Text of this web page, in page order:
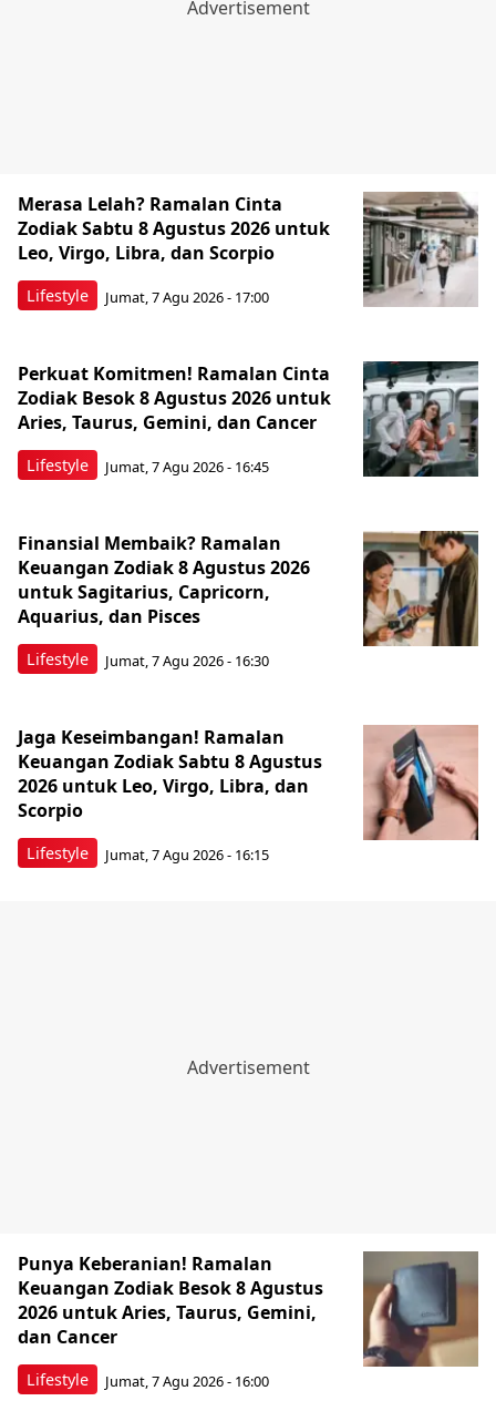
Lifestyle
Merasa Lelah? Ramalan Cinta
Zodiak Sabtu 8 Agustus 2026 untuk
Leo, Virgo, Libra, dan Scorpio
Jumat, 7 Agu 2026 - 17:00
Lifestyle
Perkuat Komitmen! Ramalan Cinta
Zodiak Besok 8 Agustus 2026 untuk
Aries, Taurus, Gemini, dan Cancer
Jumat, 7 Agu 2026 - 16:45
Lifestyle
Finansial Membaik? Ramalan
Keuangan Zodiak 8 Agustus 2026
untuk Sagitarius, Capricorn,
Aquarius, dan Pisces
Jumat, 7 Agu 2026 - 16:30
Lifestyle
Jaga Keseimbangan! Ramalan
Keuangan Zodiak Sabtu 8 Agustus
2026 untuk Leo, Virgo, Libra, dan
Scorpio
Jumat, 7 Agu 2026 - 16:15
Lifestyle
Punya Keberanian! Ramalan
Keuangan Zodiak Besok 8 Agustus
2026 untuk Aries, Taurus, Gemini,
dan Cancer
Jumat, 7 Agu 2026 - 16:00